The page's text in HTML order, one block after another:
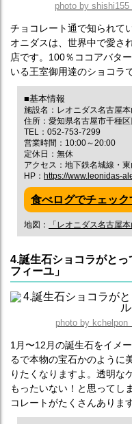
photo by
チョコレート通で知られて
オニダスは、世界中で愛さ
店です。100％ココアバタ
いる王室御用達のショコラ
■基本情報
施設名：レオニダス名古屋
住所：愛知県名古屋市千種
TEL：052-753-7299
営業時間：10:00～20:00
定休日：無休
アクセス：地下鉄名城線・
HP： https://www.leonidas-
食べログでチェック
地図： 「レオニダス名古屋
4.誕生石ショコラがと
フィーユ」
photo by
1月〜12月の誕生石をイメ
るで本物の宝石かのように
りたくなりますよ。透明な
もったいない！と思ってし
コレートがたくさんありま